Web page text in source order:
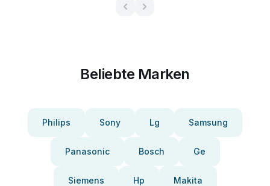
Beliebte Marken
Philips Sony Lg Samsung
Panasonic Bosch Ge
Siemens Hp Makita